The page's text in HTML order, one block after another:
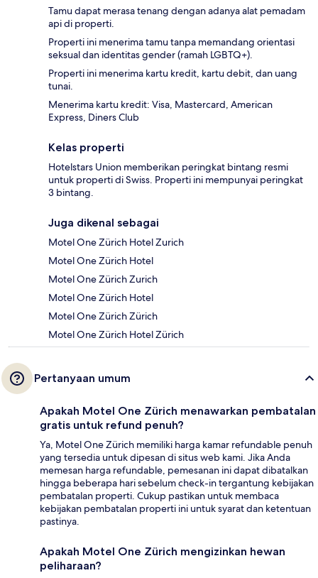
Tamu dapat merasa tenang dengan adanya alat pemadam
api di properti.
Properti ini menerima tamu tanpa memandang orientasi
seksual dan identitas gender (ramah LGBTQ+).
Properti ini menerima kartu kredit, kartu debit, dan uang
tunai.
Menerima kartu kredit: Visa, Mastercard, American
Express, Diners Club
Kelas properti
Hotelstars Union memberikan peringkat bintang resmi
untuk properti di Swiss. Properti ini mempunyai peringkat
3 bintang.
Juga dikenal sebagai
Motel One Zürich Hotel Zurich
Motel One Zürich Hotel
Motel One Zürich Zurich
Motel One Zürich Hotel
Motel One Zürich Zürich
Motel One Zürich Hotel Zürich
Pertanyaan umum
Apakah Motel One Zürich menawarkan pembatalan
gratis untuk refund penuh?
Ya, Motel One Zürich memiliki harga kamar refundable penuh
yang tersedia untuk dipesan di situs web kami. Jika Anda
memesan harga refundable, pemesanan ini dapat dibatalkan
hingga beberapa hari sebelum check-in tergantung kebijakan
pembatalan properti. Cukup pastikan untuk membaca
kebijakan pembatalan properti ini untuk syarat dan ketentuan
pastinya.
Apakah Motel One Zürich mengizinkan hewan
peliharaan?